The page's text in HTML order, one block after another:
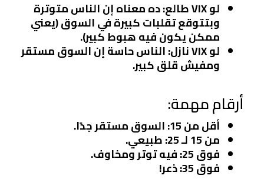
لو VIX طالع: ده معناه إن الناس متوترة
وبتتوقع تقلبات كبيرة في السوق (يعني
ممكن يكون فيه هبوط كبير).
لو VIX نازل: الناس حاسة إن السوق مستقر
ومفيش قلق كبير.
أرقام مهمة:
أقل من 15: السوق مستقر جدًا.
من 15 لـ 25: طبيعي.
فوق 25: فيه توتر ومخاوف.
فوق 35: ذعر!